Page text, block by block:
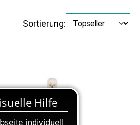
Sortierung: